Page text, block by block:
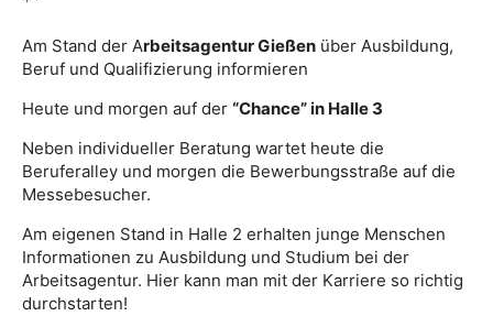
Am Stand der Arbeitsagentur Gießen über Ausbildung,
Beruf und Qualifizierung informieren
Heute und morgen auf der “Chance” in Halle 3
Neben individueller Beratung wartet heute die
Beruferalley und morgen die Bewerbungsstraße auf die
Messebesucher.
Am eigenen Stand in Halle 2 erhalten junge Menschen
Informationen zu Ausbildung und Studium bei der
Arbeitsagentur. Hier kann man mit der Karriere so richtig
durchstarten!